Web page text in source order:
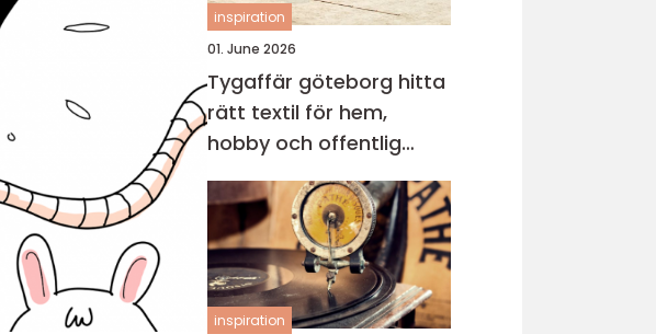
inspiration
01. June 2026
Tygaffär göteborg hitta
rätt textil för hem,
hobby och offentlig
miljö
inspiration